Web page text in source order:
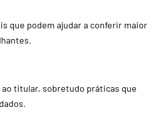
que podem ajudar a conferir maior
titular, sobretudo práticas que